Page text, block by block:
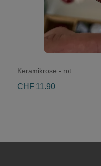
Keramikrose - rot
CHF 11.90